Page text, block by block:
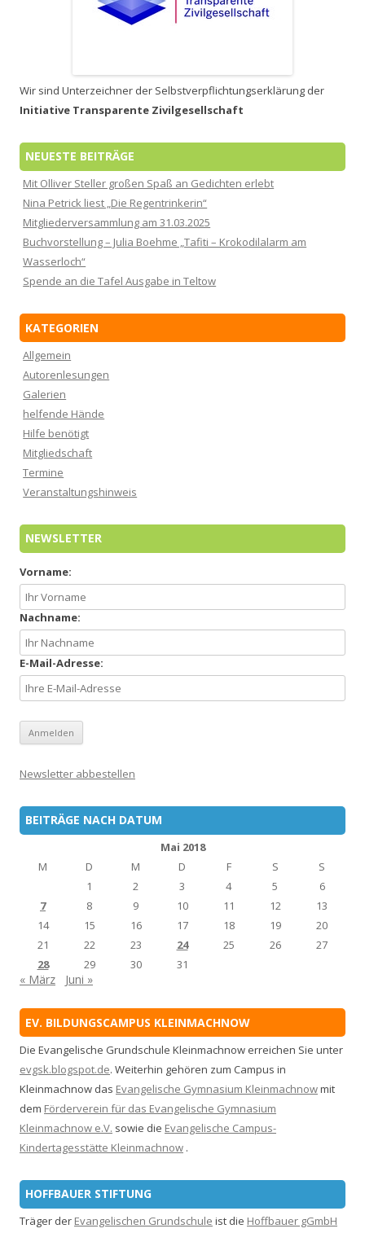
Wir sind Unterzeichner der Selbstverpflichtungserklärung der
Initiative Transparente Zivilgesellschaft
NEUESTE BEITRÄGE
Mit Olliver Steller großen Spaß an Gedichten erlebt
Nina Petrick liest „Die Regentrinkerin“
Mitgliederversammlung am 31.03.2025
Buchvorstellung – Julia Boehme „Tafiti – Krokodilalarm am
Wasserloch“
Spende an die Tafel Ausgabe in Teltow
KATEGORIEN
Allgemein
Autorenlesungen
Galerien
helfende Hände
Hilfe benötigt
Mitgliedschaft
Termine
Veranstaltungshinweis
NEWSLETTER
Vorname:
Nachname:
E-Mail-Adresse:
Newsletter abbestellen
BEITRÄGE NACH DATUM
Mai 2018
M
D M D F S
S
1
2 3 4 5
6
7
8 9 10 11 12
13
14
15 16 17 18 19
20
21
22 23 24 25 26
27
28
29 30 31
« März Juni »
EV. BILDUNGSCAMPUS KLEINMACHNOW
Die Evangelische Grundschule Kleinmachnow erreichen Sie unter
evgsk.blogspot.de. Weiterhin gehören zum Campus in
Kleinmachnow das Evangelische Gymnasium Kleinmachnowmit
dem Förderverein für das Evangelische Gymnasium
Kleinmachnow e.V. sowie die Evangelische Campus-
Kindertagesstätte Kleinmachnow .
HOFFBAUER STIFTUNG
Träger der Evangelischen Grundschule ist die Hoffbauer gGmbH